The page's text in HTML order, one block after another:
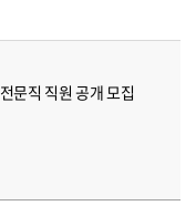
문직 직원 공개 모집